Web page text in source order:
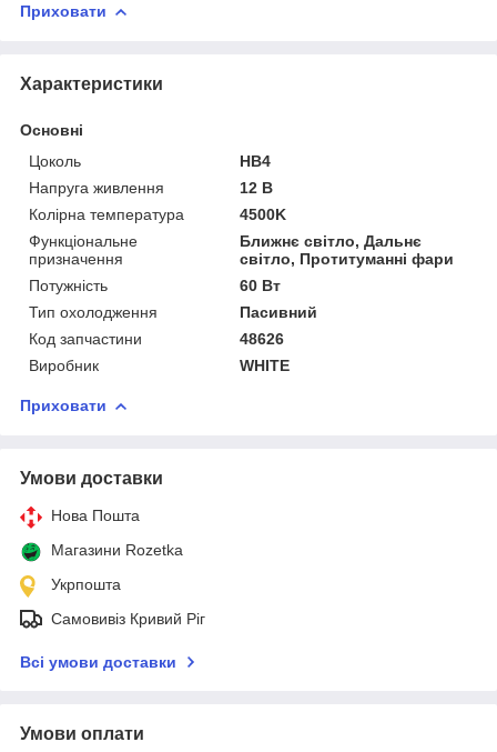
Приховати
Характеристики
Основні
Цоколь
HB4
Напруга живлення
12 В
Колірна температура
4500K
Функціональне
призначення
Ближнє світло, Дальнє
світло, Протитуманні фари
Потужність
60 Вт
Тип охолодження
Пасивний
Код запчастини
48626
Виробник
WHITE
Приховати
Умови доставки
Нова Пошта
Магазини Rozetka
Укрпошта
Самовивіз Кривий Ріг
Всі умови доставки
Умови оплати